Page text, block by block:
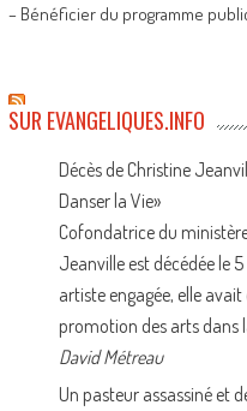
– Bénéficier du programme
SUR EVANGELIQUES.INFO
Décès de Christine
Danser la Vie»
Cofondatrice du
Jeanville est décédée le
artiste engagée, elle
promotion des arts dans
David Métreau
Un pasteur assassiné et